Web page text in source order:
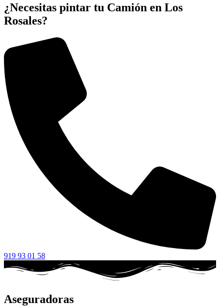
¿Necesitas pintar tu Camión en Los
Rosales?
919 93 01 58
Aseguradoras